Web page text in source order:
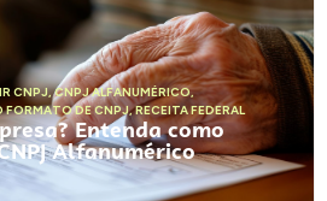
CNPJ,CNPJ ALFANUMÉRICO,
FORMATO DE CNPJ,RECEITA FEDERAL
Entenda como
Alfanumérico